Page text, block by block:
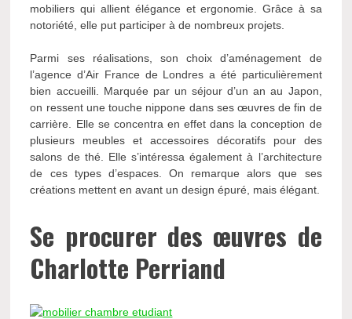
mobiliers qui allient élégance et ergonomie. Grâce à sa
notoriété, elle put participer à de nombreux projets.
Parmi ses réalisations, son choix d’aménagement de
l’agence d’Air France de Londres a été particulièrement
bien accueilli. Marquée par un séjour d’un an au Japon,
on ressent une touche nippone dans ses œuvres de fin de
carrière. Elle se concentra en effet dans la conception de
plusieurs meubles et accessoires décoratifs pour des
salons de thé. Elle s’intéressa également à l’architecture
de ces types d’espaces. On remarque alors que ses
créations mettent en avant un design épuré, mais élégant.
Se procurer des œuvres de
Charlotte Perriand